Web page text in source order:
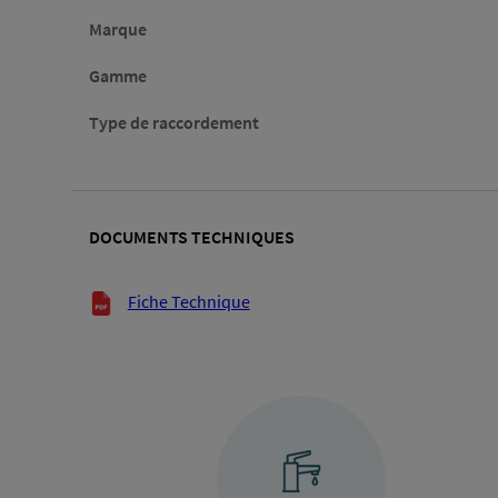
Marque
Gamme
Type de raccordement
DOCUMENTS TECHNIQUES
Documents techniques
Fiche Technique